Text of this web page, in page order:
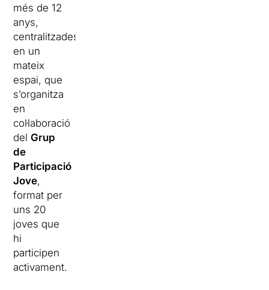
més de 12
anys,
centralitzades
en un
mateix
espai, que
s’organitza
en
col·laboració
delGrup
de
Participació
Jove,
format per
uns 20
joves que
hi
participen
activament.